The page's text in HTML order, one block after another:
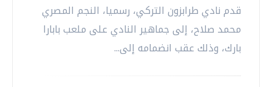
قدم نادي طرابزون التركي، رسميا، النجم المصري
محمد صلاح، إلى جماهير النادي على ملعب بابارا
بارك، وذلك عقب انضمامه إلى...